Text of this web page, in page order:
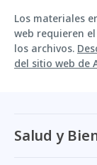
Los materiales
web requieren
los archivos.
del sitio web de
Salud y